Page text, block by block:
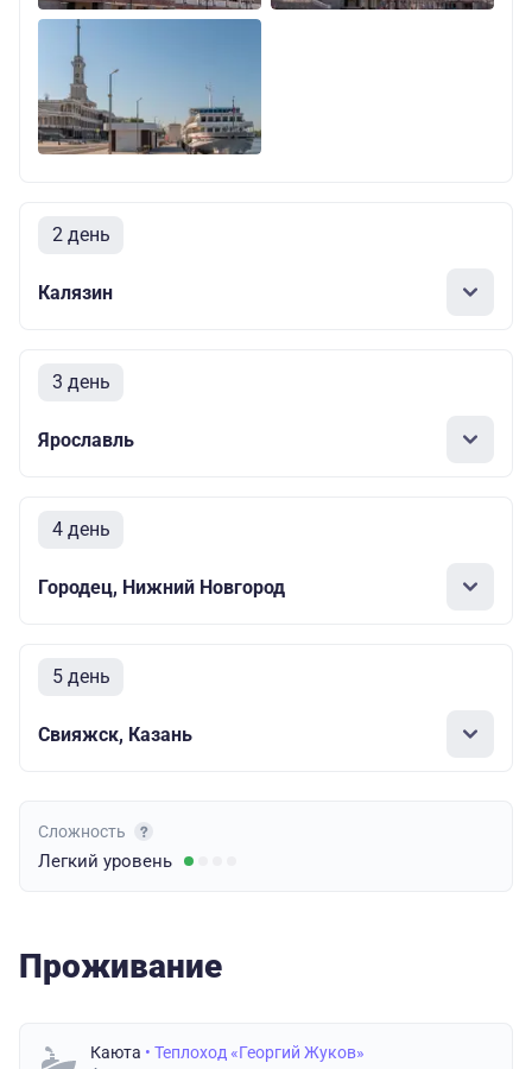
2 день
Калязин
3 день
Ярославль
4 день
Городец, Нижний Новгород
5 день
Свияжск, Казань
Сложность
Легкий уровень
Проживание
Каюта • Теплоход «Георгий Жуков»